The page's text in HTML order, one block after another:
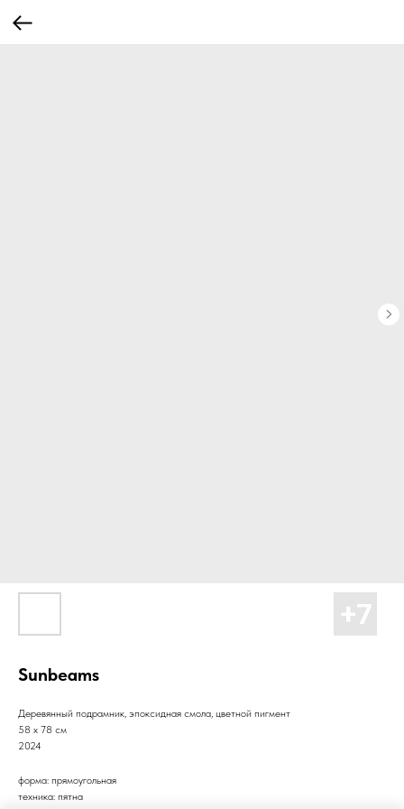
Sunbeams
Деревянный подрамник, эпоксидная смола, цветной пигмент
58 х 78 см
2024
форма: прямоугольная
техника: пятна